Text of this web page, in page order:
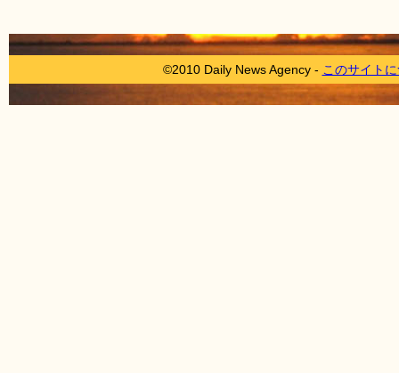
©2010 Daily News Agency - このサイト